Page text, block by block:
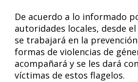
De acuerdo a lo informado
autoridades locales, desde
se trabajará en la
formas de violencias de
acompañará y se les dará
víctimas de estos flagelos.